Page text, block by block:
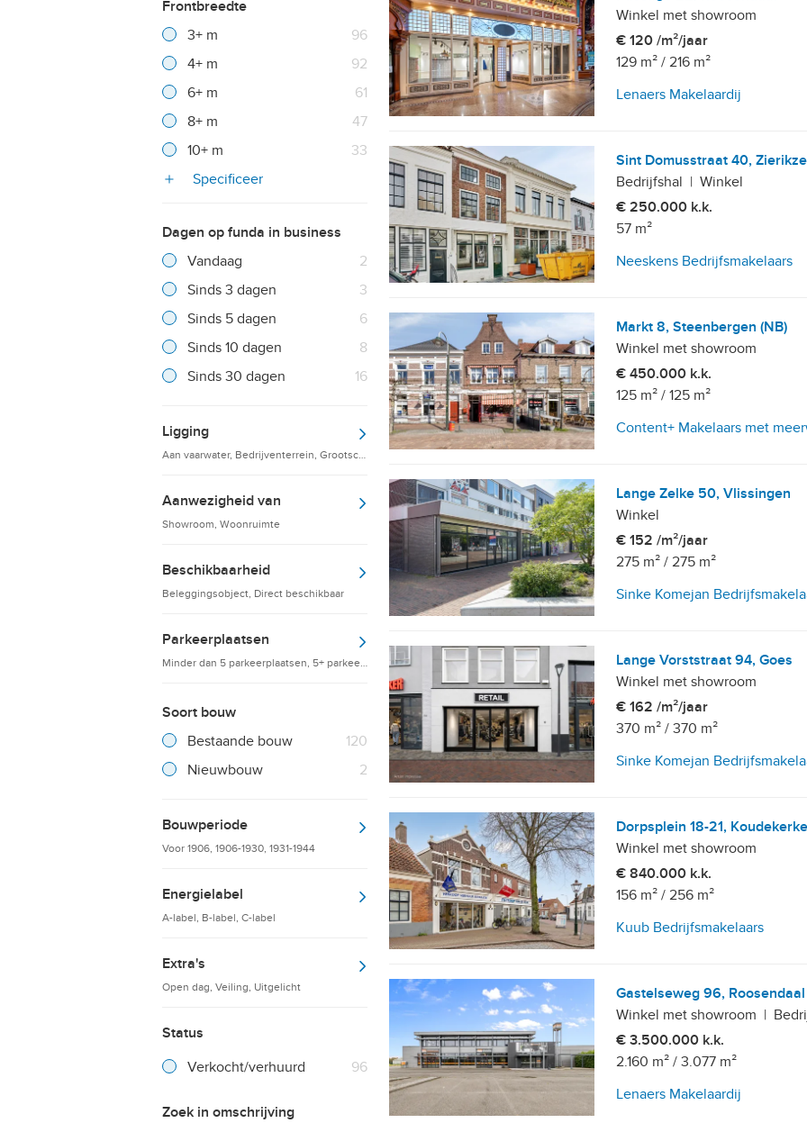
Frontbreedte
Filter verwijderen
3+ m 96
4+ m
92
6+ m
61
8+ m
47
10+ m
33
Specificeer
Dagen op funda in business
Filter verwijderen
Vandaag 2
Sinds 3 dagen
3
Sinds 5 dagen
6
Sinds 10 dagen
8
Sinds 30 dagen
16
Ligging
Aan vaarwater, Bedrijventerrein, Grootschalige detailhandelsvestigingen
Aanwezigheid van
Showroom, Woonruimte
Beschikbaarheid
Beleggingsobject, Direct beschikbaar
Parkeerplaatsen
Minder dan 5 parkeerplaatsen, 5+ parkeerplaatsen, 10+ parkeerplaatsen
Soort bouw
Filter verwijderen
Bestaande bouw 120
Resultaten
Nieuwbouw
2
Resultaten
Bouwperiode
Voor 1906, 1906-1930, 1931-1944
Energielabel
A-label, B-label, C-label
Extra's
Open dag, Veiling, Uitgelicht
Status
Verkocht/verhuurd
96
Zoek in omschrijving
Winkel met showroom
€ 120 /m²/jaar
129 m² / 216 m²
Lenaers Makelaardij
Sint Domusstraat 40,
Bedrijfshal | Winkel
€ 250.000 k.k.
57 m²
Neeskens Bedrijfsmakelaars
Markt 8, Steenbergen (NB)
Winkel met showroom
€ 450.000 k.k.
125 m² / 125 m²
Content+ Makelaars met
Lange Zelke 50, Vlissingen
Winkel
€ 152 /m²/jaar
275 m² / 275 m²
Sinke Komejan
Lange Vorststraat 94, Goes
Winkel met showroom
€ 162 /m²/jaar
370 m² / 370 m²
Sinke Komejan
Dorpsplein 18-21, Koudekerke
Winkel met showroom
€ 840.000 k.k.
156 m² / 256 m²
Kuub Bedrijfsmakelaars
Gastelseweg 96, Roosendaal
Winkel met showroom |
€ 3.500.000 k.k.
2.160 m² / 3.077 m²
Lenaers Makelaardij